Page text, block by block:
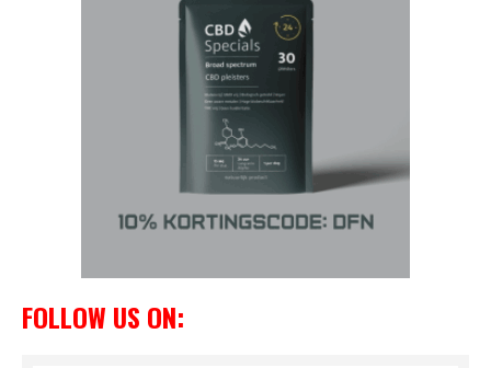
FOLLOW US ON: